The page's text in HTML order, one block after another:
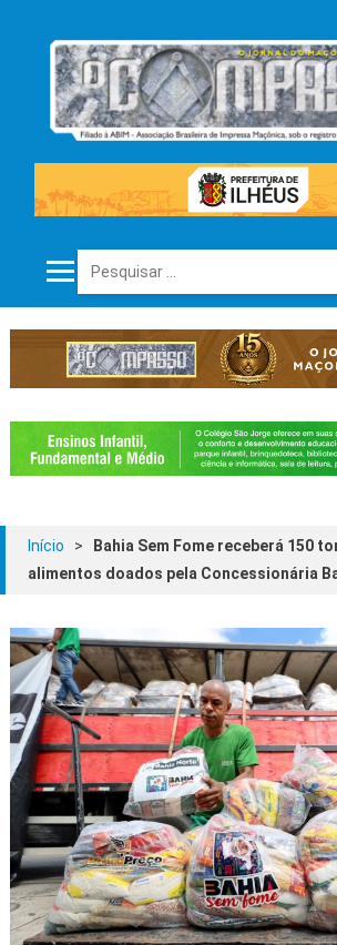
Pesquisar por:
Início >
Bahia Sem Fome receberá 150
alimentos doados pela Concessionária